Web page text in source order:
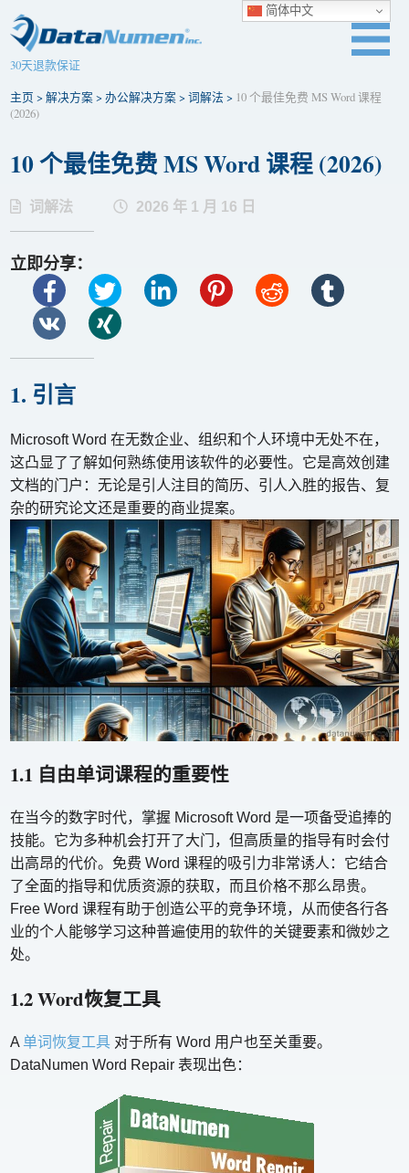
30天退款保证
主页 >解决方案>办公解决方案>词解法 > 10 个最佳免费 MS Word 课程
(2026)
10 个最佳免费 MS Word 课程 (2026)
词解法 2026 年 1 月 16 日
立即分享：
1. 引言
Microsoft Word 在无数企业、组织和个人环境中无处不在，
这凸显了了解如何熟练使用该软件的必要性。它是高效创建
文档的门户：无论是引人注目的简历、引人入胜的报告、复
杂的研究论文还是重要的商业提案。
1.1 自由单词课程的重要性
在当今的数字时代，掌握 Microsoft Word 是一项备受追捧的
技能。它为多种机会打开了大门，但高质量的指导有时会付
出高昂的代价。免费 Word 课程的吸引力非常诱人：它结合
了全面的指导和优质资源的获取，而且价格不那么昂贵。
Free Word 课程有助于创造公平的竞争环境，从而使各行各
业的个人能够学习这种普遍使用的软件的关键要素和微妙之
处。
1.2 Word恢复工具
A 单词恢复工具 对于所有 Word 用户也至关重要。
DataNumen Word Repair 表现出色：
简体中文